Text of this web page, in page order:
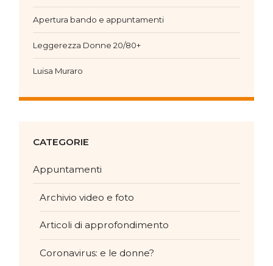
Apertura bando e appuntamenti
Leggerezza Donne 20/80+
Luisa Muraro
CATEGORIE
Appuntamenti
Archivio video e foto
Articoli di approfondimento
Coronavirus: e le donne?